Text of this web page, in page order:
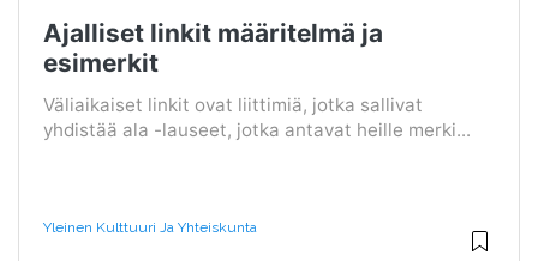
Ajalliset linkit määritelmä ja
esimerkit
Väliaikaiset linkit ovat liittimiä, jotka sallivat
yhdistää ala -lauseet, jotka antavat heille merki...
Yleinen Kulttuuri Ja Yhteiskunta